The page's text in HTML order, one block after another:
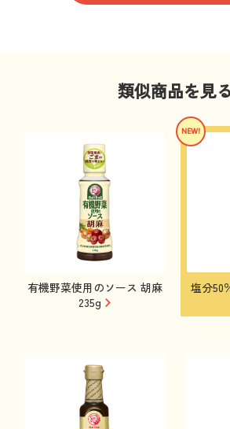
類似商品を見る
有機野菜使用のソース 胡麻
235g
塩分50